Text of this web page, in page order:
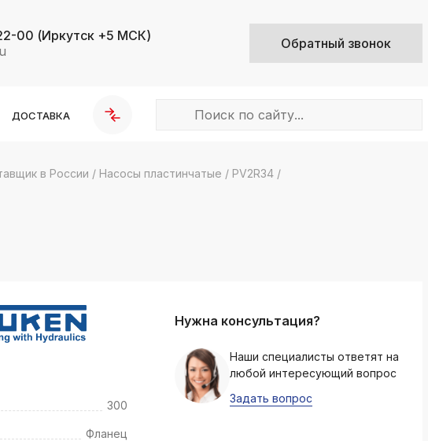
00 (Иркутск +5 МСК)
Обратный звонок
ДОСТАВКА
ksldkfjsdlfkjsls;ldfkgjsdl;kfkфыва
k
в России / Насосы пластинчатые / PV2R34/
300
Фланец
Нужна консультация?
Наши специалисты ответят на
любой интересующий вопрос
Задать вопрос